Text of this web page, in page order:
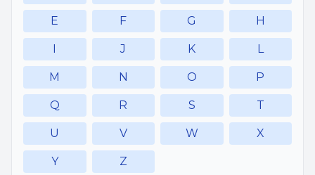
E F G H
I J K L
M N O P
Q R S T
U V W X
Y Z